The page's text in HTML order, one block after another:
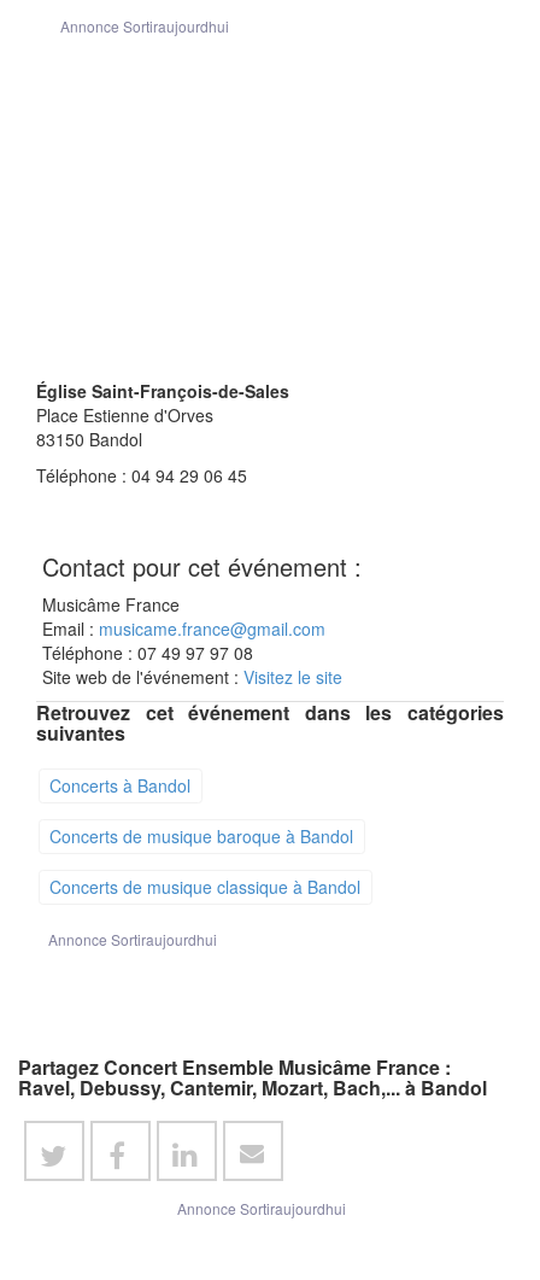
Annonce Sortiraujourdhui
Église Saint-François-de-Sales
Place Estienne d'Orves
83150 Bandol
Téléphone : 04 94 29 06 45
Contact pour cet événement :
Musicâme France
Email : musicame.france@gmail.com
Téléphone : 07 49 97 97 08
Site web de l'événement : Visitez le site
Retrouvez cet événement dans les catégories
suivantes
Concerts à Bandol
Concerts de musique baroque à Bandol
Concerts de musique classique à Bandol
Annonce Sortiraujourdhui
Partagez Concert Ensemble Musicâme France :
Ravel, Debussy, Cantemir, Mozart, Bach,... à Bandol
Annonce Sortiraujourdhui